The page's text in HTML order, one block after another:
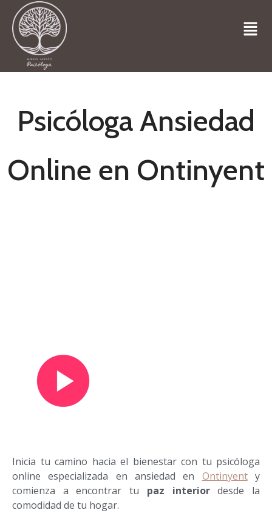
Psicóloga Ansiedad
Online en Ontinyent
Inicia tu camino hacia el bienestar con tu psicóloga
online especializada en ansiedad en Ontinyenty
comienza a encontrar tu paz interiordesde la
comodidad de tu hogar.